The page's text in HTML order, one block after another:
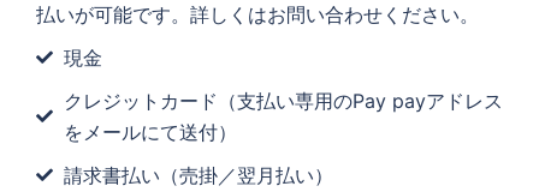
払いが可能です。詳しくはお問い合わせください。
現金
クレジットカード（支払い専用のPay payアドレス
をメールにて送付）
請求書払い（売掛／翌月払い）